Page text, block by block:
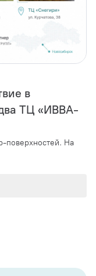
в
ТЦ «ИВВА-
поверхностей. На